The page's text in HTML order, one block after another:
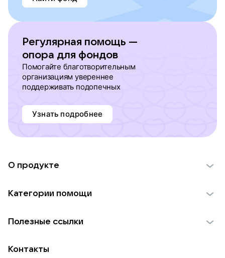
Регулярная помощь —
опора для фондов
Помогайте благотворительным
организациям увереннее
поддерживать подопечных
Узнать подробнее
О продукте
Использование материалов
Для НКО
Категории помощи
Пожилым
Полезные ссылки
Контакты